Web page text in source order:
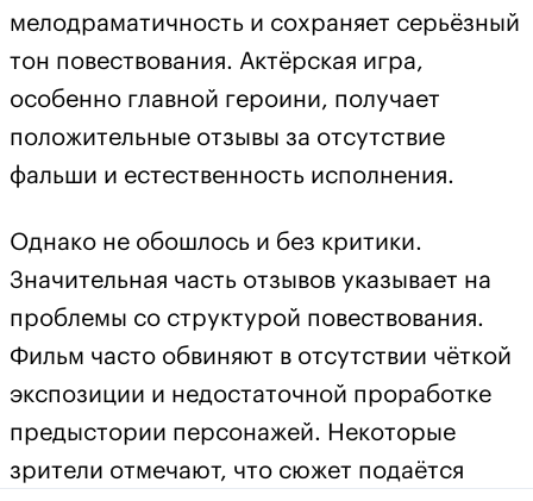
мелодраматичность и сохраняет серьёзный
тон повествования. Актёрская игра,
особенно главной героини, получает
положительные отзывы за отсутствие
фальши и естественность исполнения.
Однако не обошлось и без критики.
Значительная часть отзывов указывает на
проблемы со структурой повествования.
Фильм часто обвиняют в отсутствии чёткой
экспозиции и недостаточной проработке
предыстории персонажей. Некоторые
зрители отмечают, что сюжет подаётся